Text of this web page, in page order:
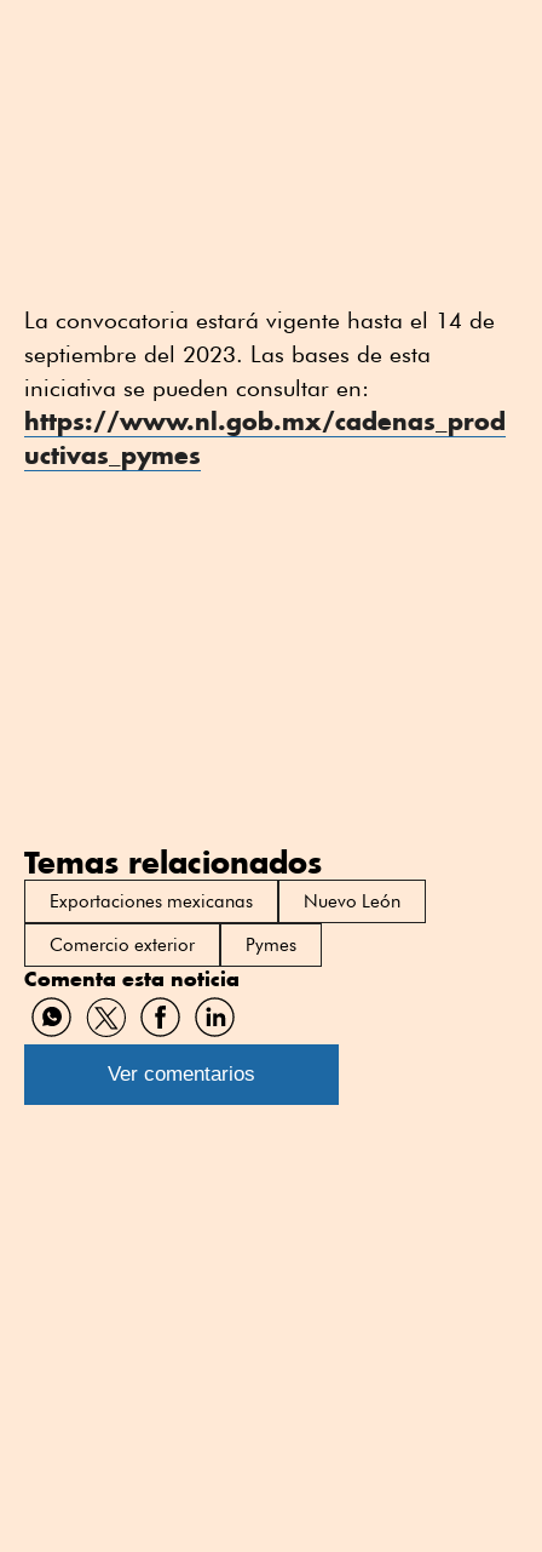
La convocatoria estará vigente hasta el 14 de
septiembre del 2023. Las bases de esta
iniciativa se pueden consultar en:
https://www.nl.gob.mx/cadenas_prod
uctivas_pymes
Temas relacionados
Exportaciones mexicanas
Nuevo León
Comercio exterior
Pymes
Comenta esta noticia
Compartir
por
WhatsApp
Compartir
por
Twitter
Compartir
por
Facebook
Compartir
por
Linkedin
Ver comentarios